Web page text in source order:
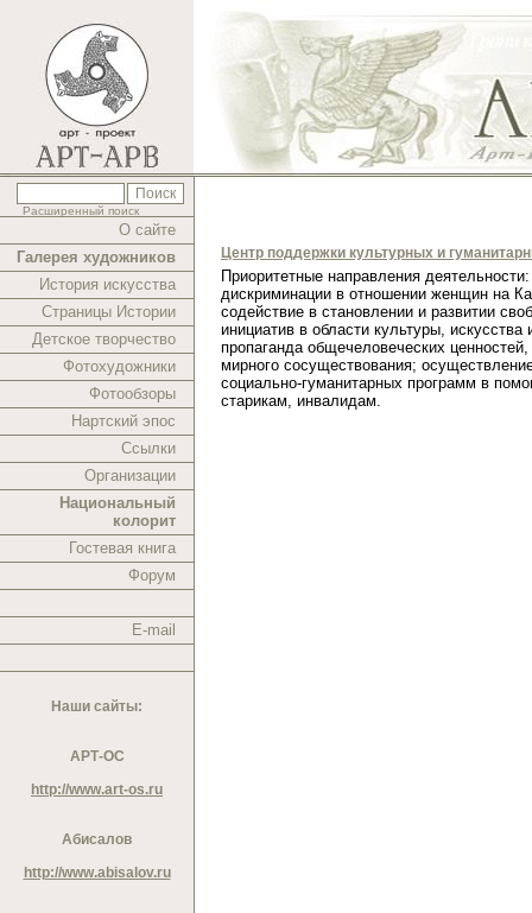
Расширенный поиск
О сайте
Галерея художников
История искусства
Страницы Истории
Детское творчество
Фотохудожники
Фотообзоры
Нартский эпос
Ссылки
Организации
Национальный
колорит
Гостевая книга
Форум
E-mail
Наши сайты:
АРТ-ОС
http://www.art-os.ru
Абисалов
http://www.abisalov.ru
Центр поддержки культурных и
Приоритетные направления
дискриминации в отношении женщин на
содействие в становлении и развитии
инициатив в области культуры, искусства
пропаганда общечеловеческих
мирного сосуществования;
социально-гуманитарных программ в
старикам, инвалидам.